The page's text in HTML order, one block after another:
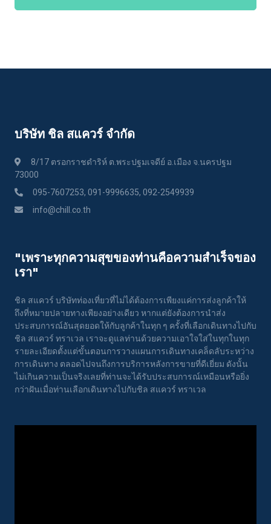
บริษัท ชิล สแควร์ จำกัด
8/17 ตรอกราชดำริห์ ต.พระปฐมเจดีย์ อ.เมือง จ.นครปฐม
73000
095-7607253, 091-9996635, 092-2549939
info@chill.co.th
"เพราะทุกความสุขของท่านคือความสําเร็จของ
เรา"
ชิล สแควร์ บริษัทท่องเที่ยวที่ไม่ได้ต้องการเพียงแค่การส่งลูกค้าให้
ถึงที่หมายปลายทางเพียงอย่างเดียว หากแต่ยังต้องการนำส่ง
ประสบการณ์อันสุดยอดให้กับลูกค้าในทุก ๆ ครั้งที่เลือกเดินทางไปกับ
ชิล สแควร์ ทราเวล เราจะดูแลท่านด้วยความเอาใจใส่ในทุกในทุก
รายละเอียดตั้งแต่ขั้นตอนการวางแผนการเดินทางเคล็ดลับระหว่าง
การเดินทาง ตลอดไปจนถึงการบริการหลังการขายที่ดีเยี่ยม ดังนั้น
ไม่เกินความเป็นจริงเลยที่ท่านจะได้รับประสบการณ์เหมือนหรือยิ่ง
กว่าฝันเมื่อท่านเลือกเดินทางไปกับชิล สแควร์ ทราเวล